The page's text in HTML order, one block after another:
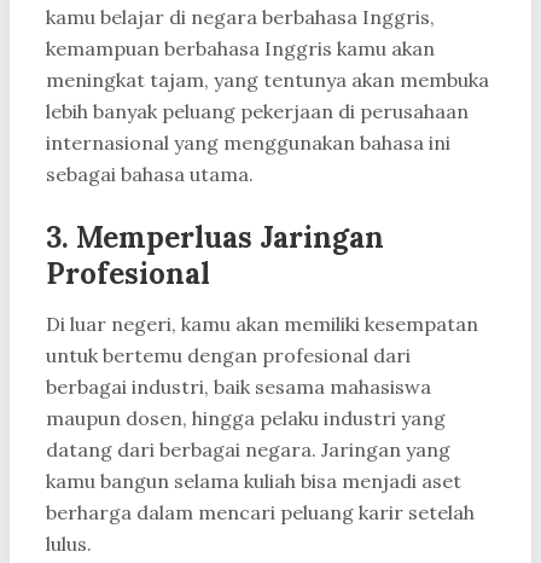
kamu belajar di negara berbahasa Inggris,
kemampuan berbahasa Inggris kamu akan
meningkat tajam, yang tentunya akan membuka
lebih banyak peluang pekerjaan di perusahaan
internasional yang menggunakan bahasa ini
sebagai bahasa utama.
3. Memperluas Jaringan
Profesional
Di luar negeri, kamu akan memiliki kesempatan
untuk bertemu dengan profesional dari
berbagai industri, baik sesama mahasiswa
maupun dosen, hingga pelaku industri yang
datang dari berbagai negara. Jaringan yang
kamu bangun selama kuliah bisa menjadi aset
berharga dalam mencari peluang karir setelah
lulus.